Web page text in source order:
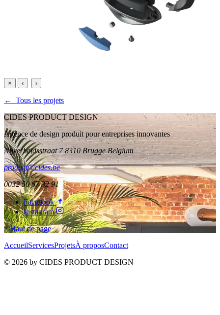
× ‹ ›
← Tous les projets
CIDES PRODUCT DESIGN
Agence de design produit pour entreprises innovantes
Nijverheidsstraat 7 8310 Brugge Belgium
product@cides.be
0032 50 67 32 91
Facebook
Instagram
↑ Haut de page
AccueilServicesProjetsÀ proposContact
© 2026 by CIDES PRODUCT DESIGN